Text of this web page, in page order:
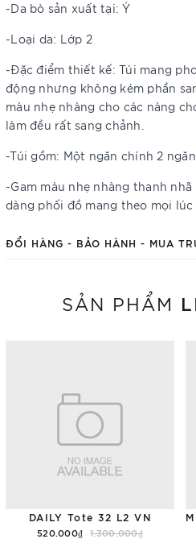
-Da bò sản xuất tại: Ý
-Loại da: Lớp 2
-Đặc điểm thiết kế: Túi mang
động nhưng không kém phần
màu nhẹ nhàng cho các nàng
làm đều rất sang chảnh.
-Túi gồm: Một ngăn chính 2
-Gam màu nhẹ nhàng thanh
dàng phối đồ mang theo mọi lúc
ĐỔI HÀNG - BẢO HÀNH - MUA
SẢN PHẨM
DAILY Tote 32 L2 VN
520.000₫ 1.300.000₫